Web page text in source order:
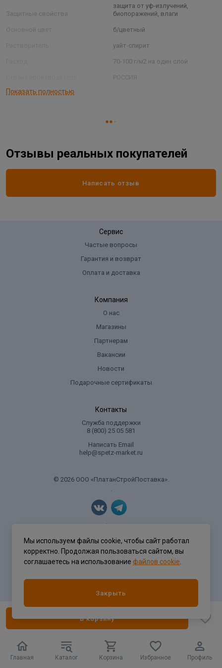
Главная Каталог Корзина Избранное Профиль
В корзину
Защитные свойства:
защита от уф-излучений,
биопоражений, влаги
Основной цвет: б/цветный
уайт-спирит
70-100 г/м2 на один слой
РОССИЯ
Степень блеска:
Показать полностью
Отзывы реальных покупателей
Написать отзыв
Сервис
Частые вопросы
Гарантия и возврат
Оплата и доставка
Компания
О нас
Магазины
Партнерам
Вакансии
Новости
Подарочные сертификаты
Контакты
Служба поддержки
8 (800) 25 05 581
Написать Email
help@spetz-market.ru
© 2026 ООО «ПлатанСтройПоставка».
.
Политика конфиденциальности
Мы используем файлы cookie, чтобы сайт работал
корректно. Продолжая пользоваться сайтом, вы
соглашаетесь на использование файлов cookie
Закрыть